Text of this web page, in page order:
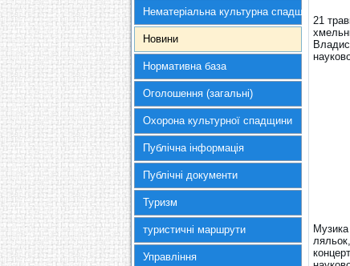
Нематеріальна культурна спадщина
Новини
Нормативна база
Оголошення (загальні)
Охорона культурної спадщини
Публічна інформація
Публічні документи
Туризм
туристичні маршрути
Управління
21